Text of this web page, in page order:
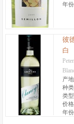
年
彼
白
产
种
类
价
年